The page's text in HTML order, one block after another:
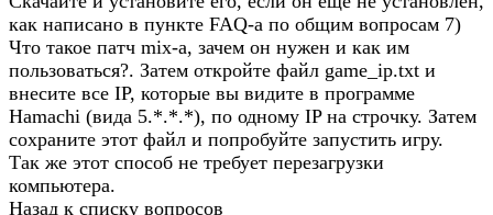
как написано в пункте FAQ-а по общим вопросам 7)
Что такое патч mix-а, зачем он нужен и как им
пользоваться?. Затем откройте файл game_ip.txt и
внесите все IP, которые вы видите в программе
Hamachi (вида 5.*.*.*), по одному IP на строчку. Затем
сохраните этот файл и попробуйте запустить игру.
Так же этот способ не требует перезагрузки
компьютера.
Назад к списку вопросов